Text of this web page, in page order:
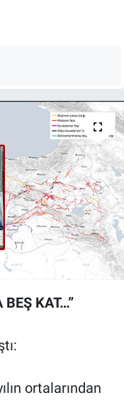
BEŞ KAT…”
ortalarından